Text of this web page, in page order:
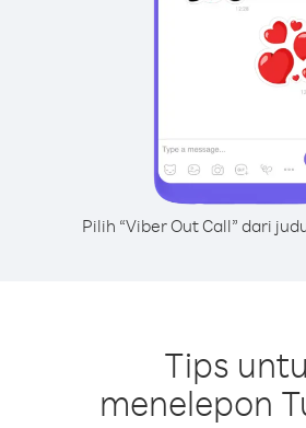
Pilih “Viber Out Call” dari
Tips
menelepon